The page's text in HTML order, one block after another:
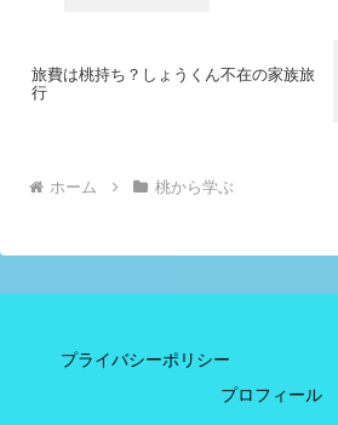
旅費は桃持ち？しょうくん不在の家族旅
行
ホーム 桃から学ぶ
プライバシーポリシー
プロフィール